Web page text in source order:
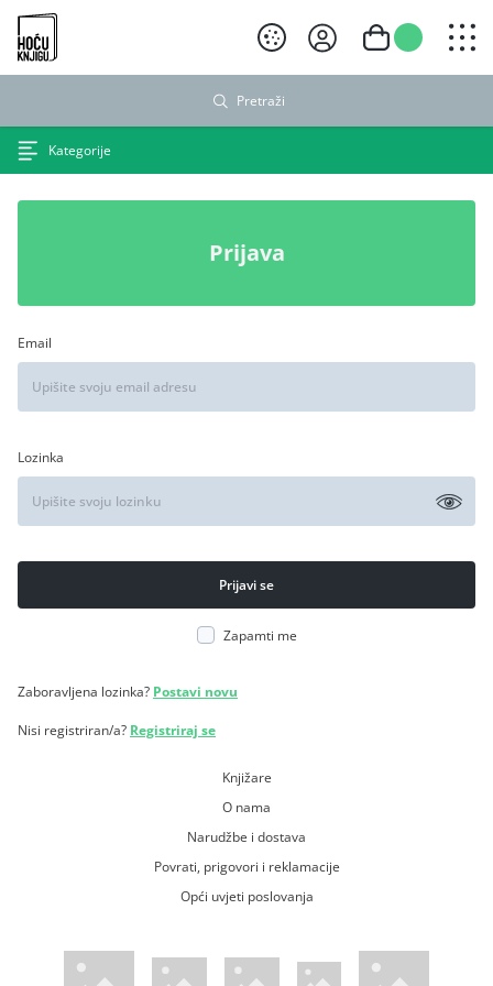
Hoću knjigu crni logo
Pretraži
Kategorije
Prijava
Email
Lozinka
Zapamti me
Zaboravljena lozinka? Postavi novu
Nisi registriran/a? Registriraj se
Knjižare
O nama
Narudžbe i dostava
Povrati, prigovori i reklamacije
Opći uvjeti poslovanja
WsPay web stranicaMaestro web stranicaMastercard web stranicaAmerican Express web stranica
Visa web stranica